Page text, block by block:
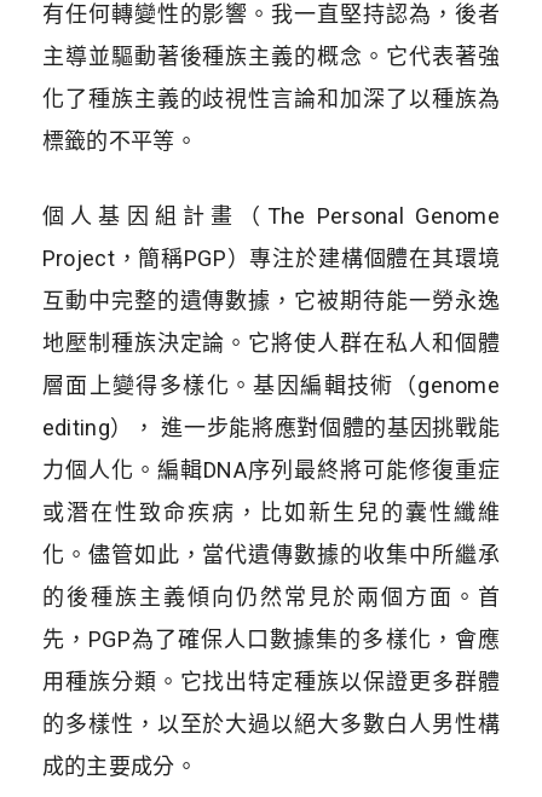
有任何轉變性的影響。我一直堅持認為，後者
主導並驅動著後種族主義的概念。它代表著強
化了種族主義的歧視性言論和加深了以種族為
標籤的不平等。
個人基因組計畫（The Personal Genome
Project，簡稱PGP）專注於建構個體在其環境
互動中完整的遺傳數據，它被期待能一勞永逸
地壓制種族決定論。它將使人群在私人和個體
層面上變得多樣化。基因編輯技術（genome
editing）， 進一步能將應對個體的基因挑戰能
力個人化。編輯DNA序列最終將可能修復重症
或潛在性致命疾病，比如新生兒的囊性纖維
化。儘管如此，當代遺傳數據的收集中所繼承
的後種族主義傾向仍然常見於兩個方面。首
先，PGP為了確保人口數據集的多樣化，會應
用種族分類。它找出特定種族以保證更多群體
的多樣性，以至於大過以絕大多數白人男性構
成的主要成分。